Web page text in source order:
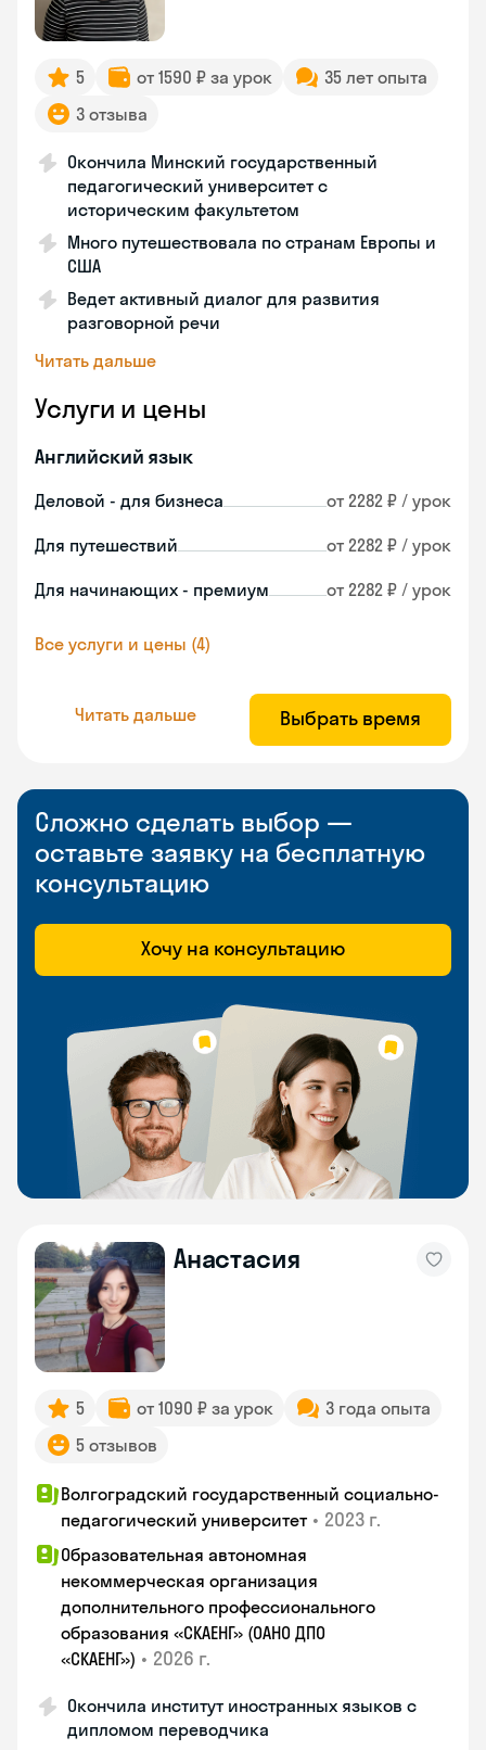
5 от 1590 ₽ за урок
35 лет опыта
3 отзыва
Окончила Минский государственный
педагогический университет с
историческим факультетом
Много путешествовала по странам Европы и
США
Ведет активный диалог для развития
разговорной речи
Читать дальше
Услуги и цены
Английский язык
Деловой - для бизнеса от 2282 ₽ / урок
Для путешествий от 2282 ₽ / урок
Для начинающих - премиум от 2282 ₽ / урок
Все услуги и цены (4)
Читать дальше Выбрать время
Сложно сделать выбор —
оставьте заявку на бесплатную
консультацию
Хочу на консультацию
Анастасия
5 от 1090 ₽ за урок
3 года опыта
5 отзывов
Волгоградский государственный социально-
педагогический университет • 2023 г.
Образовательная автономная
некоммерческая организация
дополнительного профессионального
образования «СКАЕНГ» (ОАНО ДПО
«СКАЕНГ») • 2026 г.
Окончила институт иностранных языков с
дипломом переводчика